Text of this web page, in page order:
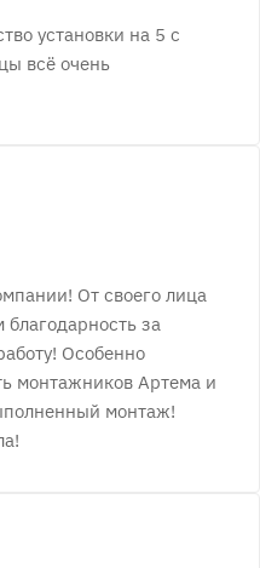
установки на 5 с
всё очень
От своего лица
за
Особенно
монтажников Артема и
монтаж!